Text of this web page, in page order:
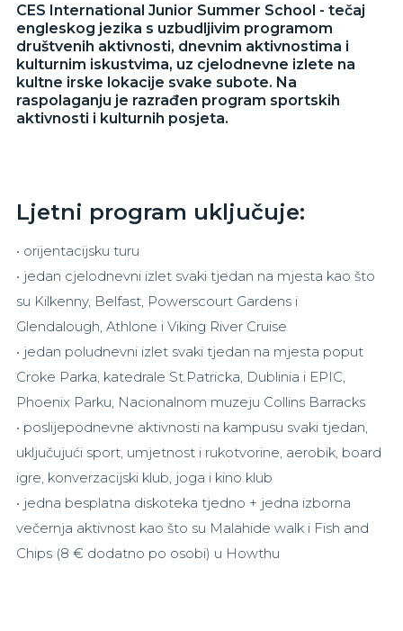
CES International Junior Summer School - tečaj
engleskog jezika s uzbudljivim programom
društvenih aktivnosti, dnevnim aktivnostima i
kulturnim iskustvima, uz cjelodnevne izlete na
kultne irske lokacije svake subote. Na
raspolaganju je razrađen program sportskih
aktivnosti i kulturnih posjeta.
Ljetni program uključuje:
• orijentacijsku turu
• jedan cjelodnevni izlet svaki tjedan na mjesta kao što
su Kilkenny, Belfast, Powerscourt Gardens i
Glendalough, Athlone i Viking River Cruise
• jedan poludnevni izlet svaki tjedan na mjesta poput
Croke Parka, katedrale St.Patricka, Dublinia i EPIC,
Phoenix Parku, Nacionalnom muzeju Collins Barracks
• poslijepodnevne aktivnosti na kampusu svaki tjedan,
uključujući sport, umjetnost i rukotvorine, aerobik, board
igre, konverzacijski klub, joga i kino klub
• jedna besplatna diskoteka tjedno + jedna izborna
večernja aktivnost kao što su Malahide walk i Fish and
Chips (8 € dodatno po osobi) u Howthu